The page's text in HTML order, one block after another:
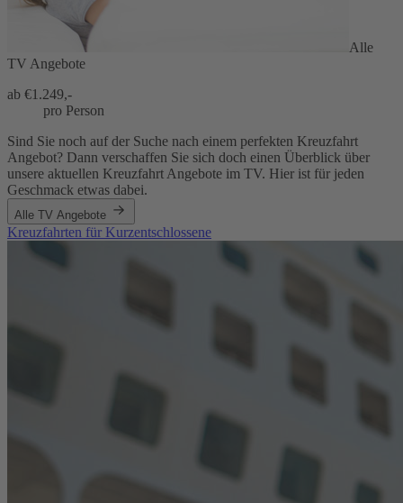
Alle
TV Angebote
ab €1.249,-
pro Person
Sind Sie noch auf der Suche nach einem perfekten Kreuzfahrt
Angebot? Dann verschaffen Sie sich doch einen Überblick über
unsere aktuellen Kreuzfahrt Angebote im TV. Hier ist für jeden
Geschmack etwas dabei.
Alle TV Angebote
Kreuzfahrten für Kurzentschlossene